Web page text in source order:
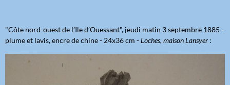
"Côte nord-ouest de l’Ile d’Ouessant", jeudi matin 3 septembre 1885 -
plume et lavis, encre de chine - 24x36 cm -Loches, maison Lansyer :